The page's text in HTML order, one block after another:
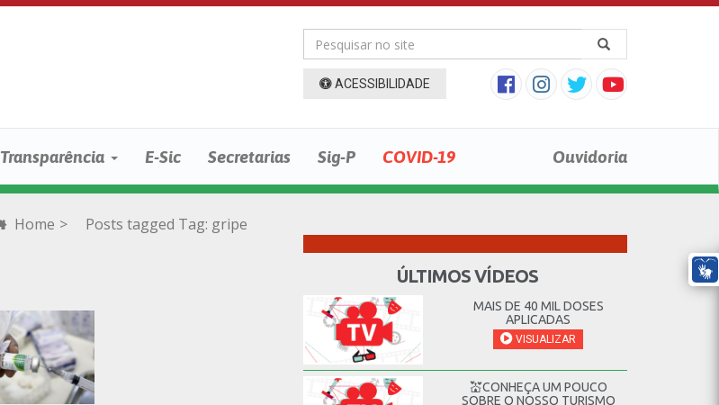
ACESSIBILIDADE
Transparência E-Sic Secretarias Sig-P COVID-19 Ouvidoria
Home > Posts tagged Tag: gripe
ÚLTIMOS VÍDEOS
MAIS DE 40 MIL DOSES
APLICADAS
VISUALIZAR
💒CONHEÇA UM POUCO
SOBRE O NOSSO TURISMO